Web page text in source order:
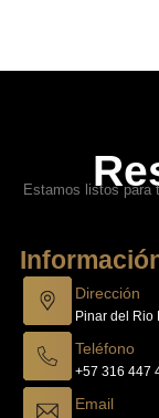
Estamos listos para
Dirección
Pinar del Rio
Teléfono
+57 316 447
Email